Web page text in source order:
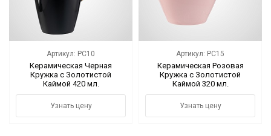
Артикул: PC10
Керамическая Черная
Кружка с Золотистой
Каймой 420 мл.
Узнать цену
Артикул: PC15
Керамическая Розовая
Кружка с Золотистой
Каймой 320 мл.
Узнать цену